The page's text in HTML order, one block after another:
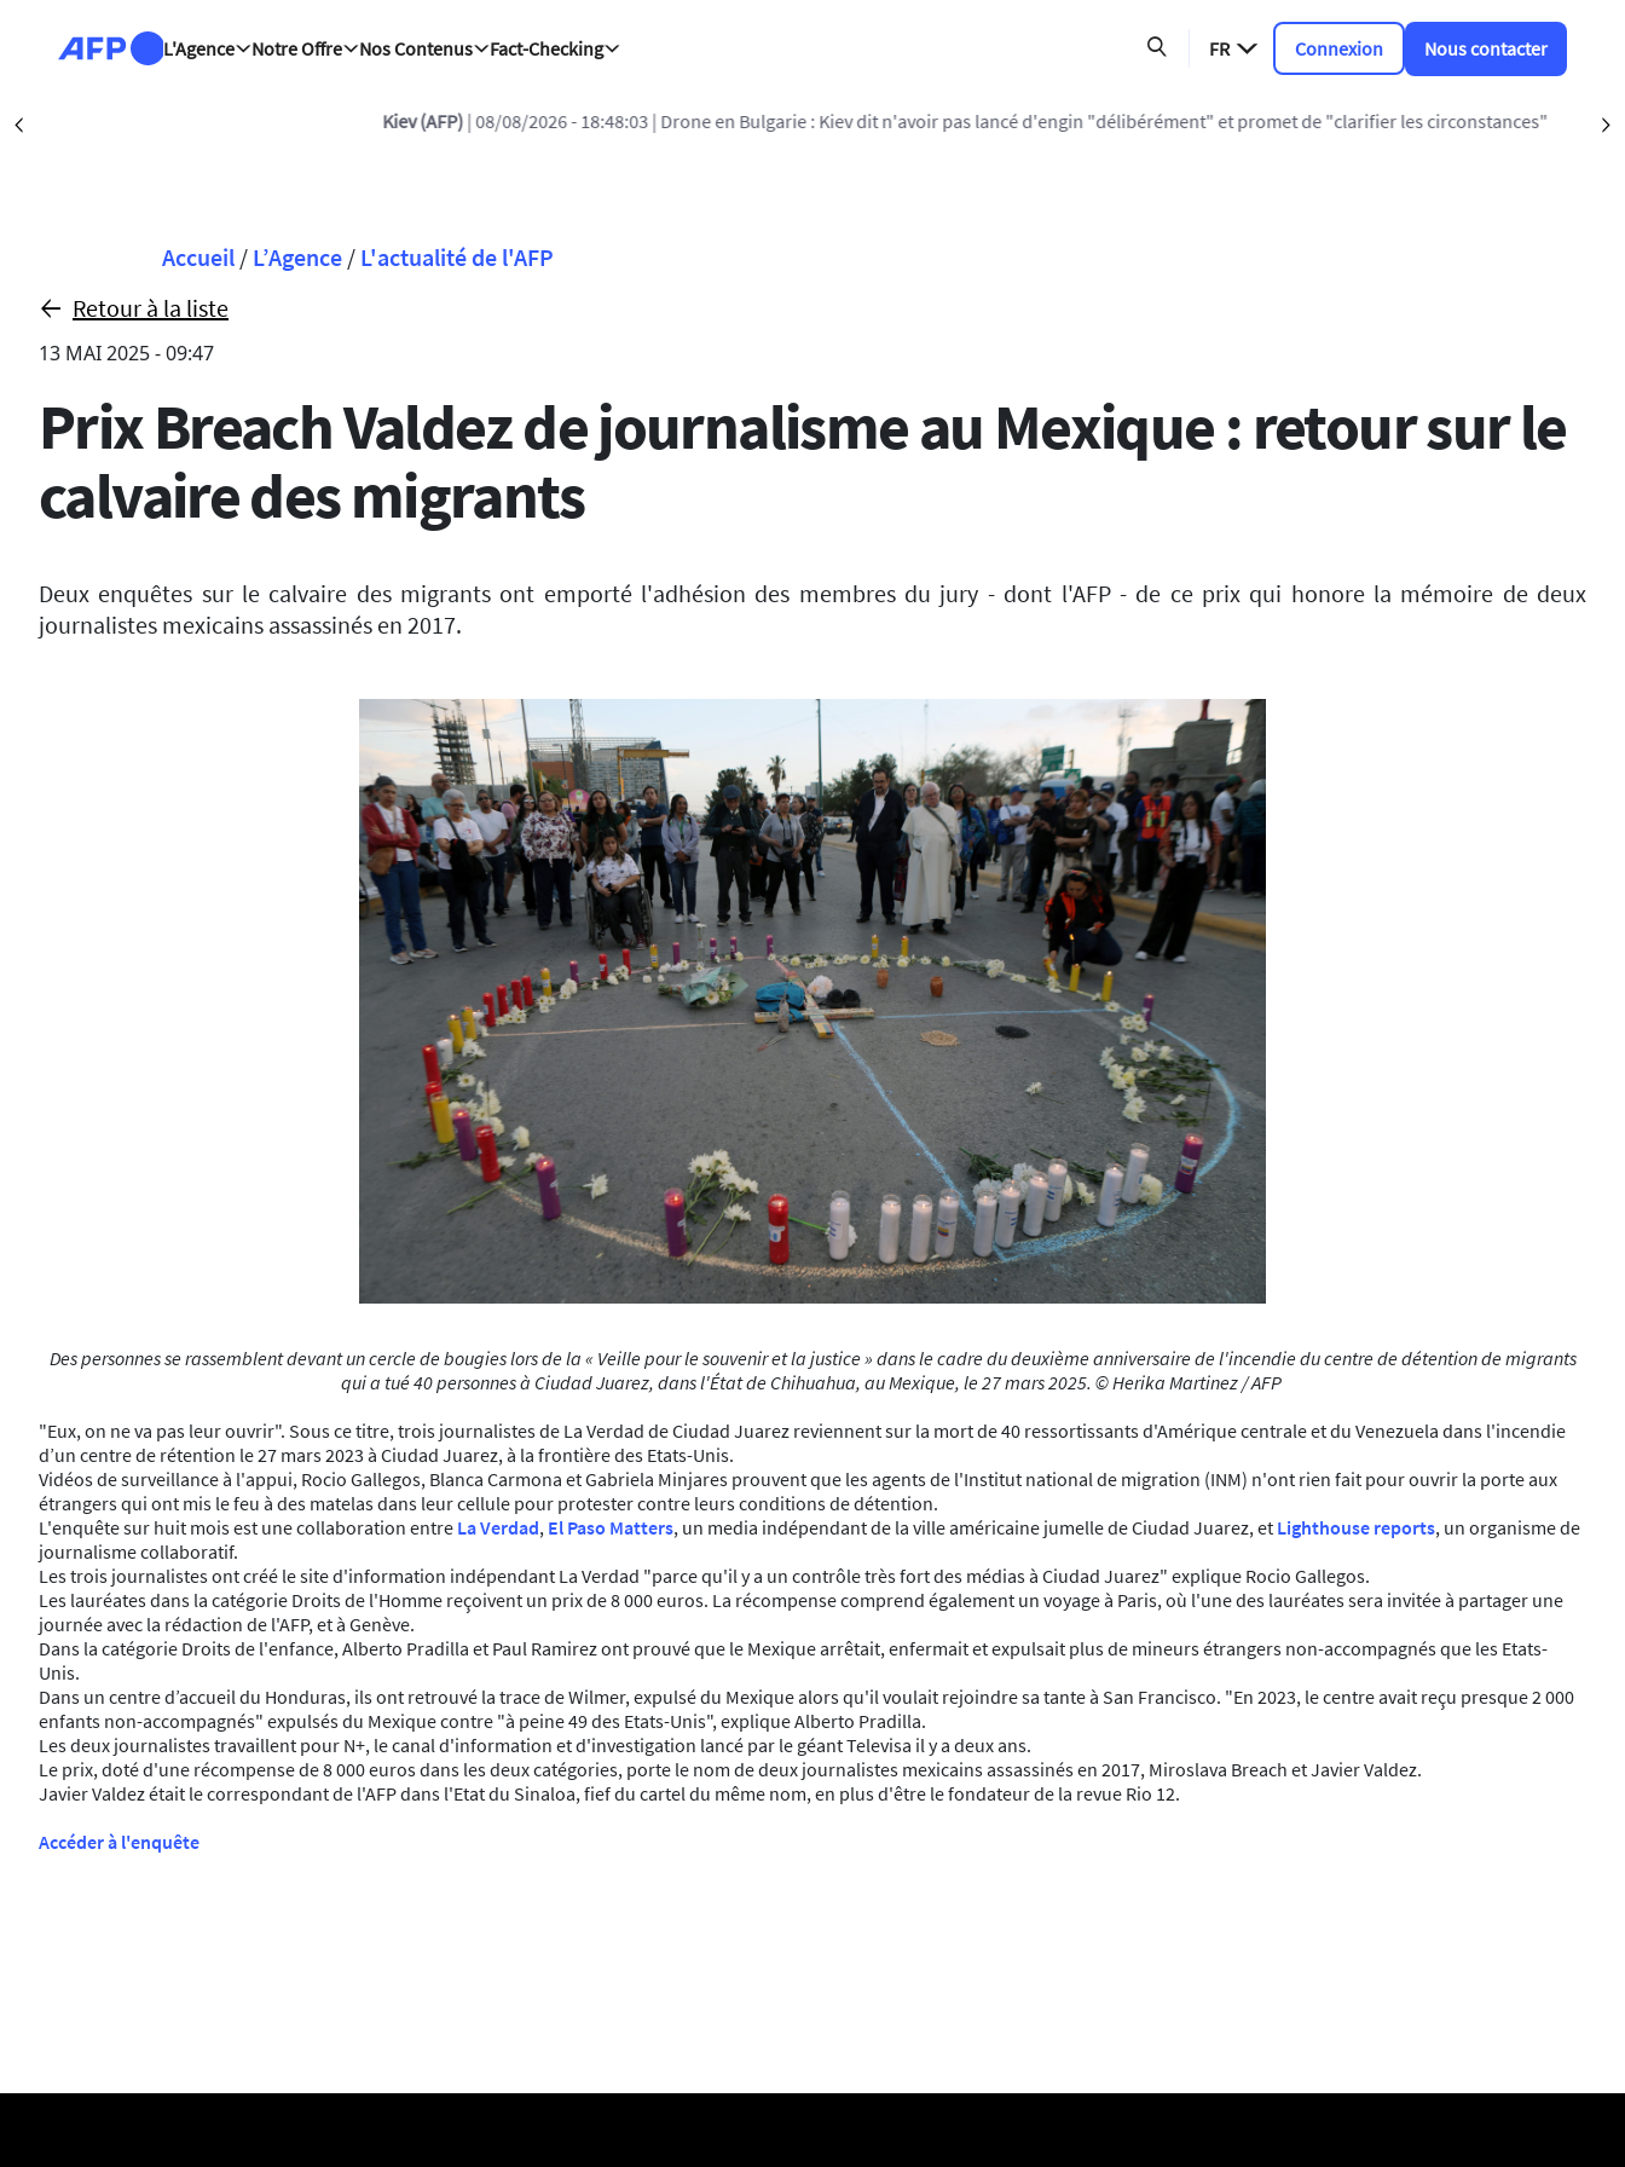
L'Agence
Notre Offre Nos Contenus Fact-Checking FR Connexion Nous contacter
| 08/08/2026 - 18:48:03 | Drone en Bulgarie : Kiev dit n'avoir pas lancé d'engin "délibérément" et promet de "clarifier les circonstances"
Fil d'Ariane
Accueil / L’Agence / L'actualité de l'AFP
Retour à la liste
13 MAI 2025 - 09:47
Prix Breach Valdez de journalisme au Mexique : retour sur le
calvaire des migrants
Deux enquêtes sur le calvaire des migrants ont emporté l'adhésion des membres du jury - dont l'AFP - de ce prix qui honore la mémoire de deux
journalistes mexicains assassinés en 2017.
Des personnes se rassemblent devant un cercle de bougies lors de la « Veille pour le souvenir et la justice » dans le cadre du deuxième anniversaire de l'incendie du centre de détention de migrants
qui a tué 40 personnes à Ciudad Juarez, dans l'État de Chihuahua, au Mexique, le 27 mars 2025. © Herika Martinez / AFP
"Eux, on ne va pas leur ouvrir". Sous ce titre, trois journalistes de La Verdad de Ciudad Juarez reviennent sur la mort de 40 ressortissants d'Amérique centrale et du Venezuela dans l'incendie
d’un centre de rétention le 27 mars 2023 à Ciudad Juarez, à la frontière des Etats-Unis.
Vidéos de surveillance à l'appui, Rocio Gallegos, Blanca Carmona et Gabriela Minjares prouvent que les agents de l'Institut national de migration (INM) n'ont rien fait pour ouvrir la porte aux
étrangers qui ont mis le feu à des matelas dans leur cellule pour protester contre leurs conditions de détention.
L'enquête sur huit mois est une collaboration entre La Verdad, El Paso Matters, un media indépendant de la ville américaine jumelle de Ciudad Juarez, et Lighthouse reports, un organisme de
journalisme collaboratif.
Les trois journalistes ont créé le site d'information indépendant La Verdad "parce qu'il y a un contrôle très fort des médias à Ciudad Juarez" explique Rocio Gallegos.
Les lauréates dans la catégorie Droits de l'Homme reçoivent un prix de 8 000 euros. La récompense comprend également un voyage à Paris, où l'une des lauréates sera invitée à partager une
journée avec la rédaction de l'AFP, et à Genève.
Dans la catégorie Droits de l'enfance, Alberto Pradilla et Paul Ramirez ont prouvé que le Mexique arrêtait, enfermait et expulsait plus de mineurs étrangers non-accompagnés que les Etats-
Unis.
Dans un centre d’accueil du Honduras, ils ont retrouvé la trace de Wilmer, expulsé du Mexique alors qu'il voulait rejoindre sa tante à San Francisco. "En 2023, le centre avait reçu presque 2 000
enfants non-accompagnés" expulsés du Mexique contre "à peine 49 des Etats-Unis", explique Alberto Pradilla.
Les deux journalistes travaillent pour N+, le canal d'information et d'investigation lancé par le géant Televisa il y a deux ans.
Le prix, doté d'une récompense de 8 000 euros dans les deux catégories, porte le nom de deux journalistes mexicains assassinés en 2017, Miroslava Breach et Javier Valdez.
Javier Valdez était le correspondant de l'AFP dans l'Etat du Sinaloa, fief du cartel du même nom, en plus d'être le fondateur de la revue Rio 12.
Accéder à l'enquête